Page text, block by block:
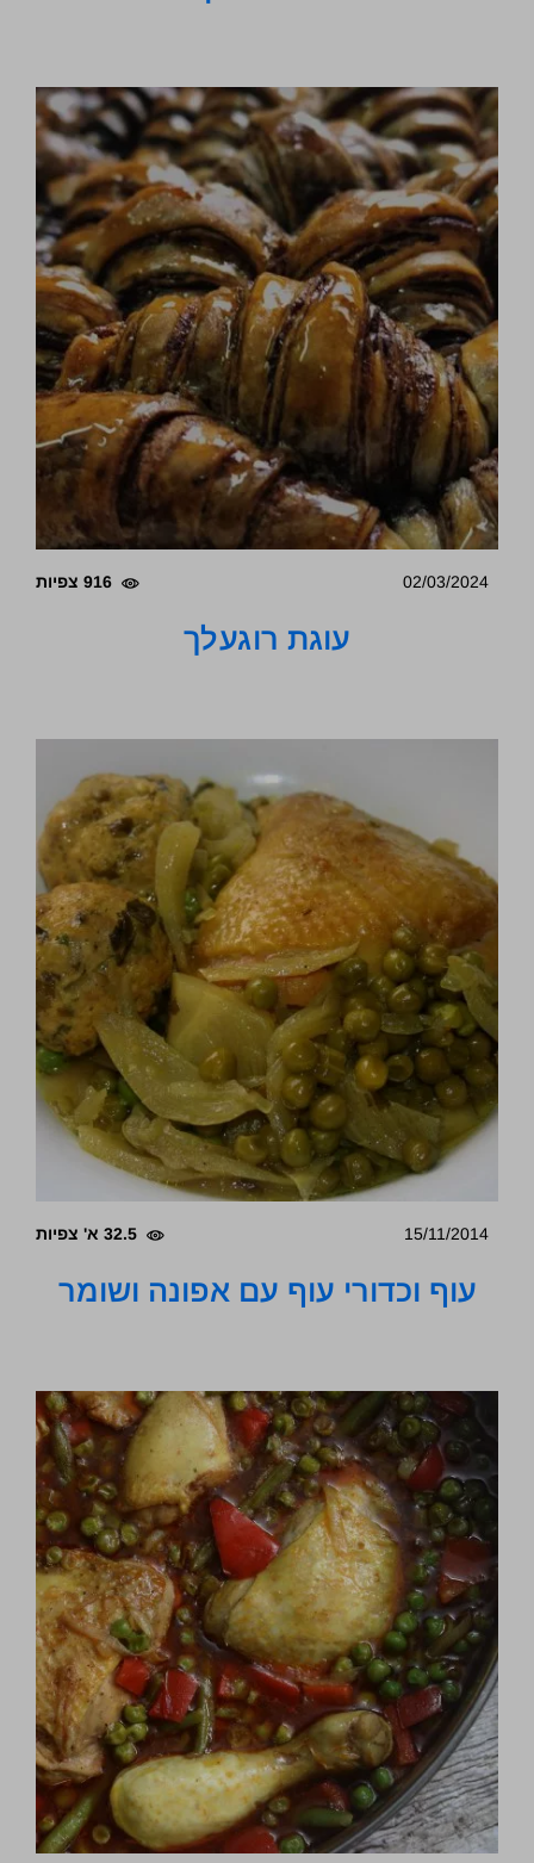
02/03/2024 916 צפיות
עוגת רוגעלך
15/11/2014 32.5 א' צפיות
עוף וכדורי עוף עם אפונה ושומר